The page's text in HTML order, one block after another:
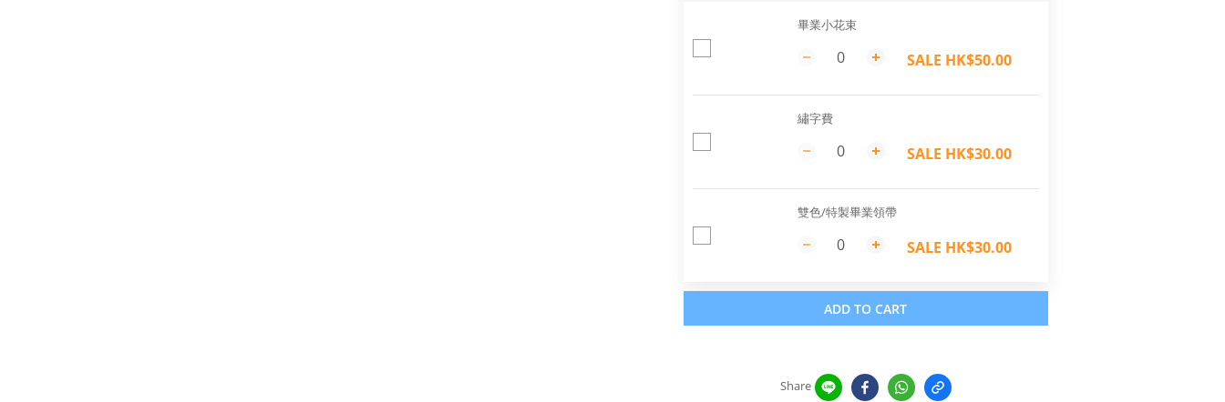
畢業小花束
SALE HK$50.00
繡字費
SALE HK$30.00
雙色/特製畢業領帶
SALE HK$30.00
ADD TO CART
Share